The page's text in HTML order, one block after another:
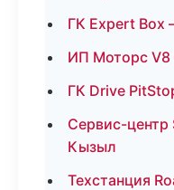
ГК Expert Box
ИП Моторс
ГК Drive
Сервис-
Кызыл
Техстанция